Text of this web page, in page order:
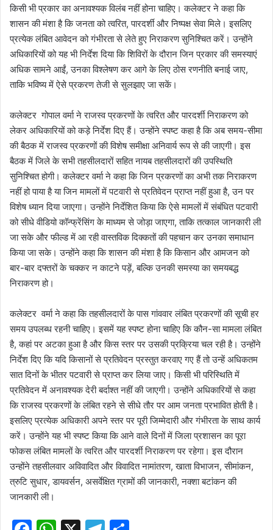
किसी भी प्रकार का अनावश्यक विलंब नहीं होना चाहिए। कलेक्टर ने कहा कि
शासन की मंशा है कि जनता को त्वरित, पारदर्शी और निष्पक्ष सेवा मिले। इसलिए
प्रत्येक लंबित आवेदन को गंभीरता से लेते हुए निराकरण सुनिश्चित करें। उन्होंने
अधिकारियों को यह भी निर्देश दिया कि शिविरों के दौरान जिन प्रकार की समस्याएं
अधिक सामने आईं, उनका विश्लेषण कर आगे के लिए ठोस रणनीति बनाई जाए,
ताकि भविष्य में ऐसे प्रकरण तेजी से सुलझाए जा सकें।
कलेक्टर गोपाल वर्मा ने राजस्व प्रकरणों के त्वरित और पारदर्शी निराकरण को
लेकर अधिकारियों को कड़े निर्देश दिए हैं। उन्होंने स्पष्ट कहा है कि अब समय-सीमा
की बैठक में राजस्व प्रकरणों की विशेष समीक्षा अनिवार्य रूप से की जाएगी। इस
बैठक में जिले के सभी तहसीलदारों सहित नायब तहसीलदारों की उपस्थिति
सुनिश्चित होगी। कलेक्टर वर्मा ने कहा कि जिन प्रकरणों का अभी तक निराकरण
नहीं हो पाया है या जिन मामलों में पटवारी से प्रतिवेदन प्राप्त नहीं हुआ है, उन पर
विशेष ध्यान दिया जाएगा। उन्होंने निर्देशित किया कि ऐसे मामलों में संबंधित पटवारी
को सीधे वीडियो कॉन्फ्रेंसिंग के माध्यम से जोड़ा जाएगा, ताकि तत्काल जानकारी ली
जा सके और फील्ड में आ रही वास्तविक दिक्कतों की पहचान कर उनका समाधान
किया जा सके। उन्होंने कहा कि शासन की मंशा है कि किसान और आमजन को
बार-बार दफ्तरों के चक्कर न काटने पड़ें, बल्कि उनकी समस्या का समयबद्ध
निराकरण हो।
कलेक्टर वर्मा ने कहा कि तहसीलदारों के पास गांववार लंबित प्रकरणों की सूची हर
समय उपलब्ध रहनी चाहिए। इसमें यह स्पष्ट होना चाहिए कि कौन-सा मामला लंबित
है, कहां पर अटका हुआ है और किस स्तर पर उसकी प्रक्रिया चल रही है। उन्होंने
निर्देश दिए कि यदि किसानों से प्रतिवेदन प्रस्तुत करवाए गए हैं तो उन्हें अधिकतम
सात दिनों के भीतर पटवारी से प्राप्त कर लिया जाए। किसी भी परिस्थिति में
प्रतिवेदन में अनावश्यक देरी बर्दाश्त नहीं की जाएगी। उन्होंने अधिकारियों से कहा
कि राजस्व प्रकरणों के लंबित रहने से सीधे तौर पर आम जनता प्रभावित होती है।
इसलिए प्रत्येक अधिकारी अपने स्तर पर पूरी जिम्मेदारी और गंभीरता के साथ कार्य
करें। उन्होंने यह भी स्पष्ट किया कि आने वाले दिनों में जिला प्रशासन का पूरा
फोकस लंबित मामलों के त्वरित और पारदर्शी निराकरण पर रहेगा। इस दौरान
उन्होंने तहसीलवार अविवादित और विवादित नामांतरण, खाता विभाजन, सीमांकन,
त्रुटि सुधार, डायवर्सन, असर्वेक्षित ग्रामों की जानकारी, नक्शा बटांकन की
जानकारी ली।